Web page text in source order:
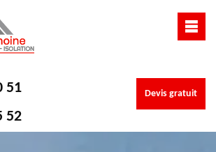
51
52
Devis gratuit